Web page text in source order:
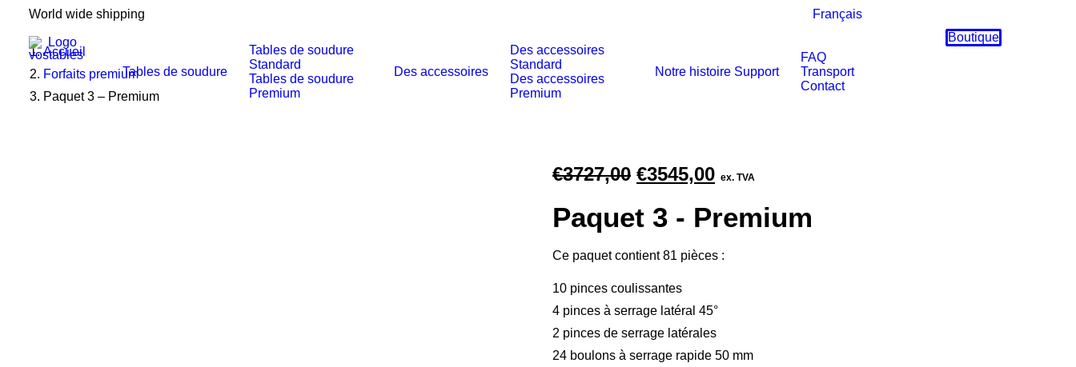
World wide shipping Français
Tables de soudure
Tables de soudure
Standard
Tables de soudure
Premium
Des accessoires
Des accessoires
Standard
Des accessoires
Premium
Notre histoire Support
FAQ
Transport
Contact
Boutique
Accueil
Forfaits premium
Paquet 3 – Premium
€3727,00 Le
initial
€3727,00.
€3545,00Le
actuel
€3545,00.
ex. TVA
Paquet 3 - Premium
Ce paquet contient 81 pièces :
10 pinces coulissantes
4 pinces à serrage latéral 45°
2 pinces de serrage latérales
24 boulons à serrage rapide 50 mm